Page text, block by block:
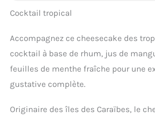
Cocktail tropical
Accompagnez ce cheesecake des
cocktail à base de rhum, jus de
feuilles de menthe fraîche pour une
gustative complète.
Originaire des îles des Caraïbes, le